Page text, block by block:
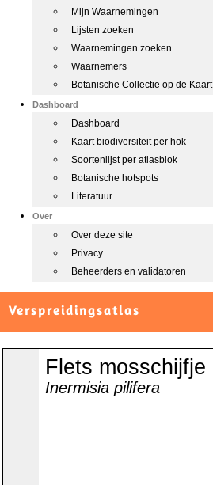
Mijn Waarnemingen
Lijsten zoeken
Waarnemingen zoeken
Waarnemers
Botanische Collectie op de Kaart
Dashboard
Dashboard
Kaart biodiversiteit per hok
Soortenlijst per atlasblok
Botanische hotspots
Literatuur
Over
Over deze site
Privacy
Beheerders en validatoren
Verspreidingsatlas